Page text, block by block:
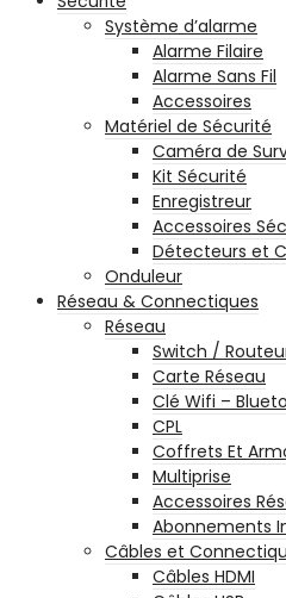
Système d’alarme
Alarme Filaire
Alarme Sans Fil
Accessoires
Matériel de Sécurité
Caméra de
Kit Sécurité
Enregistreur
Accessoires
Détecteurs et
Onduleur
Réseau & Connectiques
Réseau
Switch /
Carte Réseau
Clé Wifi –
CPL
Coffrets Et
Multiprise
Accessoires
Abonnements
Câbles et
Câbles HDMI